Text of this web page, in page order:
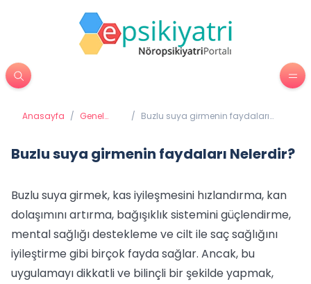
Anasayfa / Genel
/ Buzlu suya girmenin faydaları
Buzlu suya girmenin faydaları Nelerdir?
Buzlu suya girmek, kas iyileşmesini hızlandırma, kan
dolaşımını artırma, bağışıklık sistemini güçlendirme,
mental sağlığı destekleme ve cilt ile saç sağlığını
iyileştirme gibi birçok fayda sağlar. Ancak, bu
uygulamayı dikkatli ve bilinçli bir şekilde yapmak,